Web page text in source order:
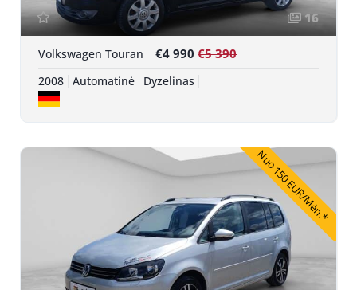
16
Volkswagen Touran €4 990 €5 390
2008 Automatinė Dyzelinas
Nuo 150 EUR/Mėn.*